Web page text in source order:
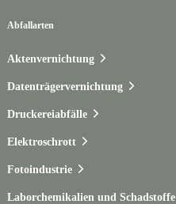
Abfallarten
Aktenvernichtung
Datenträgervernichtung
Druckereiabfälle
Elektroschrott
Fotoindustrie
Laborchemikalien und Schadstoffe